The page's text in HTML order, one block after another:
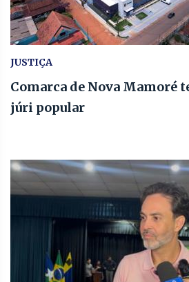
JUSTIÇA
Comarca de Nova Mamoré
júri popular